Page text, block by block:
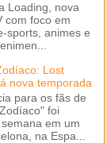
Loading, nova
com foco em
sports, animes e
Lost
nova temporada
para os fãs de
foi
em um
na Espa...